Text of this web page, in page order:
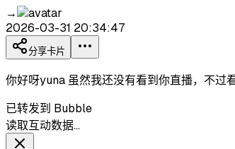
→
2026-03-31 20:34:47
分享卡片
你好呀yuna 虽然我还没有看到你直播，不过
已转发到 Bubble
读取互动数据…